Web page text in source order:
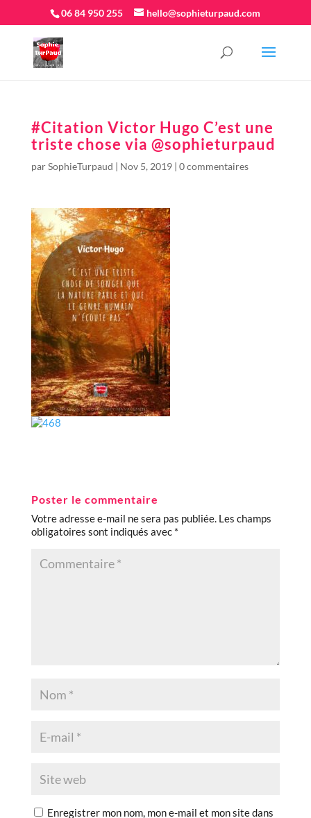
06 84 950 255 hello@sophieturpaud.com
#Citation Victor Hugo C’est une
triste chose via @sophieturpaud
parSophieTurpaud | Nov 5, 2019| 0 commentaires
Poster le commentaire
Votre adresse e-mail ne sera pas publiée. Les champs
obligatoires sont indiqués avec *
Enregistrer mon nom, mon e-mail et mon site dans